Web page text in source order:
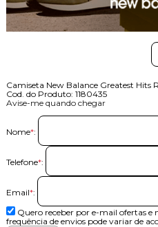
Camiseta New Balance Greatest Hits
Cod. do Produto: 1180435
Avise-me quando chegar
Nome*:
Telefone*:
Email*:
Quero receber por e-mail ofertas e
frequência de envios pode variar de